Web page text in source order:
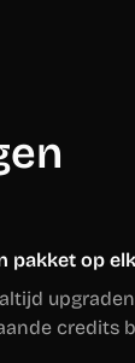
pakket op
credits